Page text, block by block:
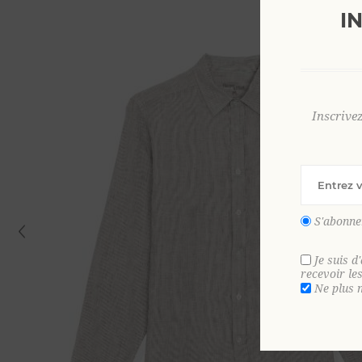
Je suis
recevoir
Ne plus